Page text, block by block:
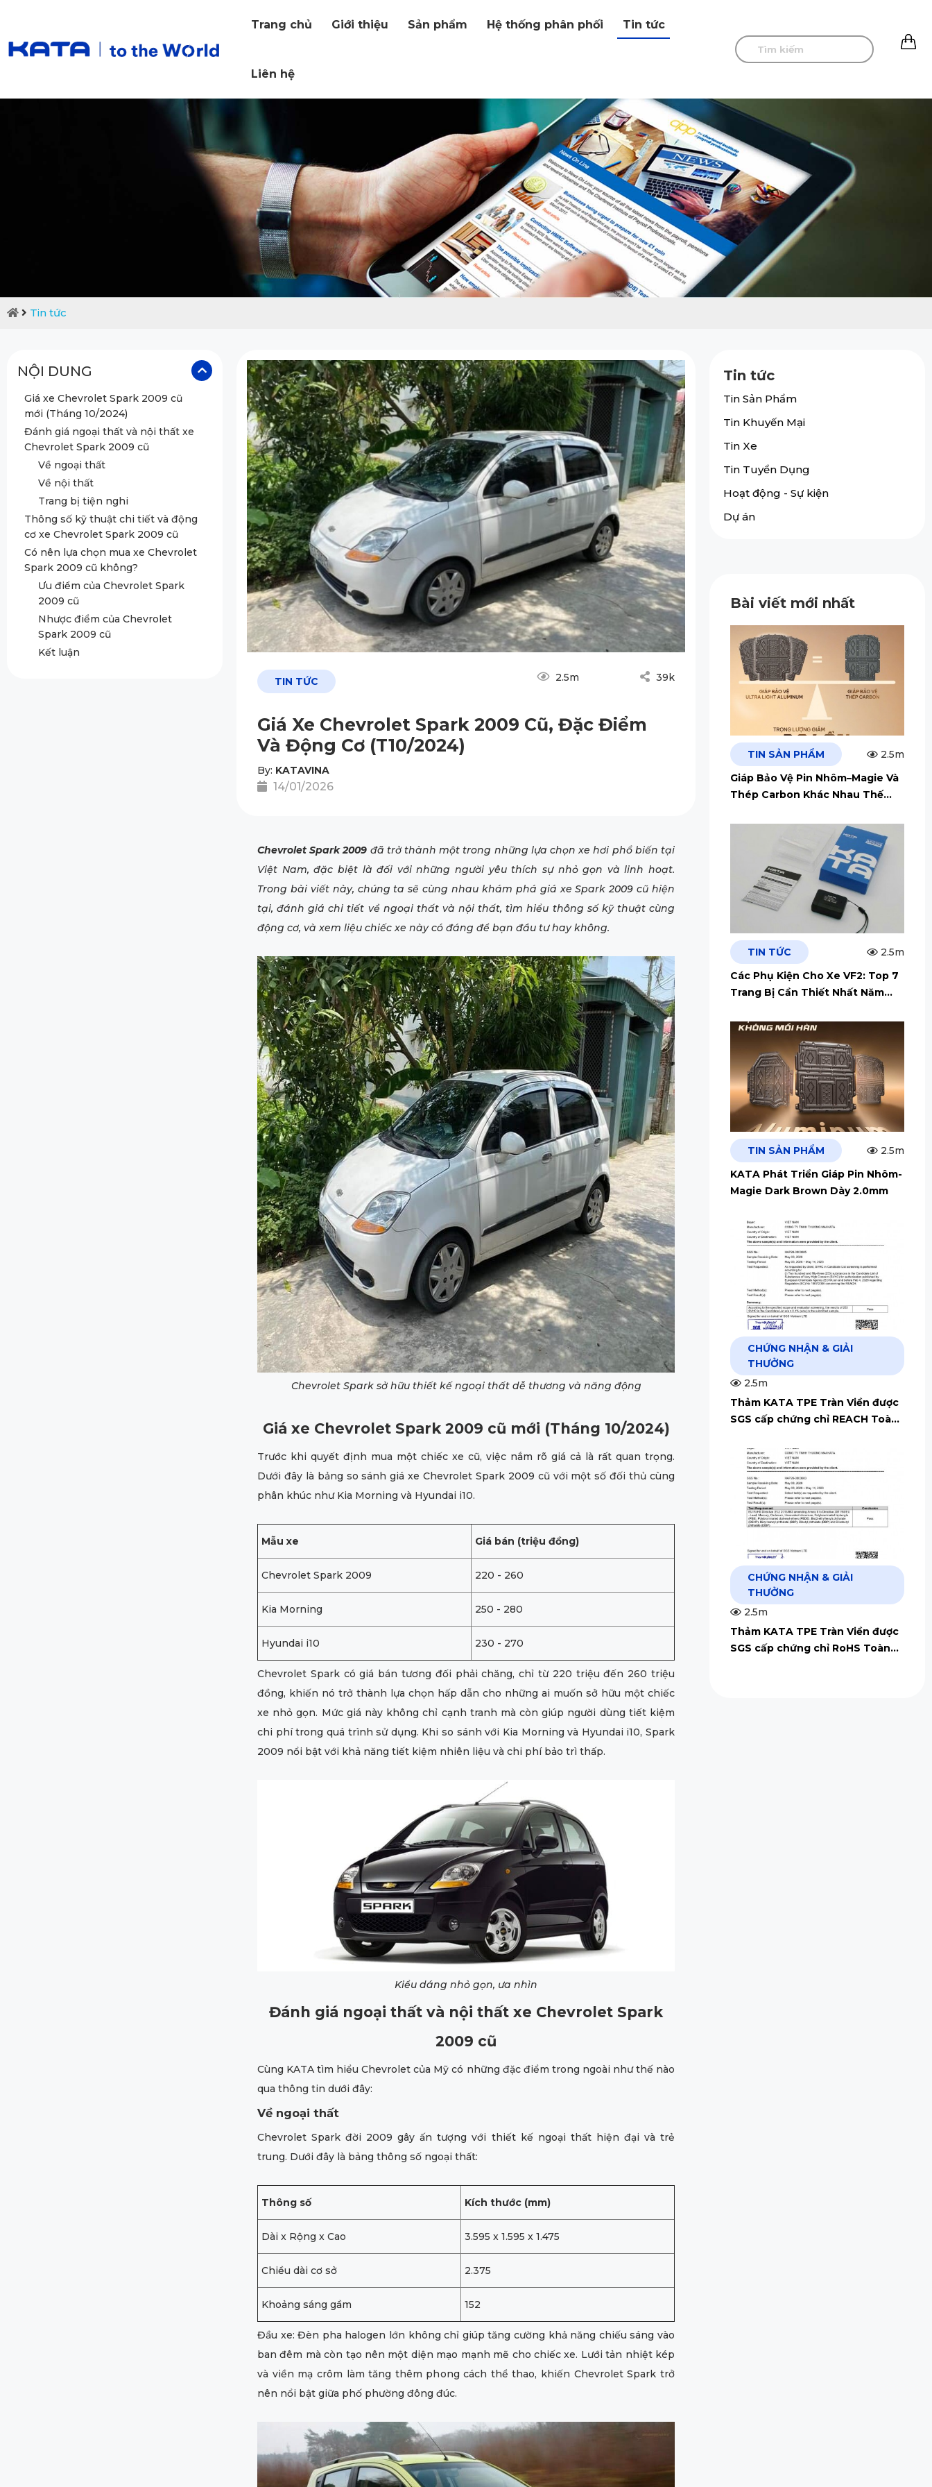
Trang chủ Giới thiệu Sản phẩm Hệ thống phân phối Tin tức
Liên hệ
Tin tức
NỘI DUNG
Giá xe Chevrolet Spark 2009 cũ
mới (Tháng 10/2024)
Đánh giá ngoại thất và nội thất xe
Chevrolet Spark 2009 cũ
Về ngoại thất
Về nội thất
Trang bị tiện nghi
Thông số kỹ thuật chi tiết và động
cơ xe Chevrolet Spark 2009 cũ
Có nên lựa chọn mua xe Chevrolet
Spark 2009 cũ không?
Ưu điểm của Chevrolet Spark
2009 cũ
Nhược điểm của Chevrolet
Spark 2009 cũ
Kết luận
TIN TỨC 2.5m 39k
Giá Xe Chevrolet Spark 2009 Cũ, Đặc Điểm
Và Động Cơ (T10/2024)
By: KATAVINA
14/01/2026
Chevrolet Spark 2009 đã trở thành một trong những lựa chọn xe hơi phổ biến tại
Việt Nam, đặc biệt là đối với những người yêu thích sự nhỏ gọn và linh hoạt.
Trong bài viết này, chúng ta sẽ cùng nhau khám phá giá xe Spark 2009 cũ hiện
tại, đánh giá chi tiết về ngoại thất và nội thất, tìm hiểu thông số kỹ thuật cùng
động cơ, và xem liệu chiếc xe này có đáng để bạn đầu tư hay không.
Chevrolet Spark sở hữu thiết kế ngoại thất dễ thương và năng động
Giá xe Chevrolet Spark 2009 cũ mới (Tháng 10/2024)
Trước khi quyết định mua một chiếc xe cũ, việc nắm rõ giá cả là rất quan trọng.
Dưới đây là bảng so sánh giá xe Chevrolet Spark 2009 cũ với một số đối thủ cùng
phân khúc như Kia Morning và Hyundai i10.
Mẫu xe Giá bán (triệu đồng)
Chevrolet Spark 2009 220 - 260
Kia Morning 250 - 280
Hyundai i10 230 - 270
Chevrolet Spark có giá bán tương đối phải chăng, chỉ từ 220 triệu đến 260 triệu
đồng, khiến nó trở thành lựa chọn hấp dẫn cho những ai muốn sở hữu một chiếc
xe nhỏ gọn. Mức giá này không chỉ cạnh tranh mà còn giúp người dùng tiết kiệm
chi phí trong quá trình sử dụng. Khi so sánh với Kia Morning và Hyundai i10, Spark
2009 nổi bật với khả năng tiết kiệm nhiên liệu và chi phí bảo trì thấp.
Kiểu dáng nhỏ gọn, ưa nhìn
Đánh giá ngoại thất và nội thất xe Chevrolet Spark
2009 cũ
Cùng KATA tìm hiểu Chevrolet của Mỹ có những đặc điểm trong ngoài như thế nào
qua thông tin dưới đây:
Về ngoại thất
Chevrolet Spark đời 2009 gây ấn tượng với thiết kế ngoại thất hiện đại và trẻ
trung. Dưới đây là bảng thông số ngoại thất:
Thông số Kích thước (mm)
Dài x Rộng x Cao 3.595 x 1.595 x 1.475
Chiều dài cơ sở 2.375
Khoảng sáng gầm 152
Đầu xe: Đèn pha halogen lớn không chỉ giúp tăng cường khả năng chiếu sáng vào
ban đêm mà còn tạo nên một diện mạo mạnh mẽ cho chiếc xe. Lưới tản nhiệt kép
và viền mạ crôm làm tăng thêm phong cách thể thao, khiến Chevrolet Spark trở
nên nổi bật giữa phố phường đông đúc.
Tin tức
Tin Sản Phẩm
Tin Khuyến Mại
Tin Xe
Tin Tuyển Dụng
Hoạt động - Sự kiện
Dự án
Bài viết mới nhất
TIN SẢN PHẨM
2.5m
Giáp Bảo Vệ Pin Nhôm–Magie Và
Thép Carbon Khác Nhau Thế
TIN TỨC
2.5m
Các Phụ Kiện Cho Xe VF2: Top 7
Trang Bị Cần Thiết Nhất Năm
TIN SẢN PHẨM
2.5m
KATA Phát Triển Giáp Pin Nhôm-
Magie Dark Brown Dày 2.0mm
CHỨNG NHẬN & GIẢI
THƯỞNG
2.5m
Thảm KATA TPE Tràn Viền được
SGS cấp chứng chỉ REACH Toàn
CHỨNG NHẬN & GIẢI
THƯỞNG
2.5m
Thảm KATA TPE Tràn Viền được
SGS cấp chứng chỉ RoHS Toàn